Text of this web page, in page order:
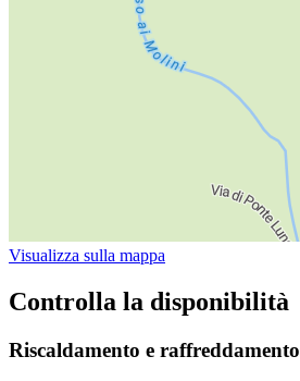
Visualizza sulla mappa
Controlla la disponibilità
Riscaldamento e raffreddamento